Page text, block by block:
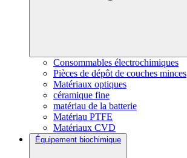
Consommables électrochimiques
Pièces de dépôt de couches minces
Matériaux optiques
céramique fine
matériau de la batterie
Matériau PTFE
Matériaux CVD
Équipement biochimique